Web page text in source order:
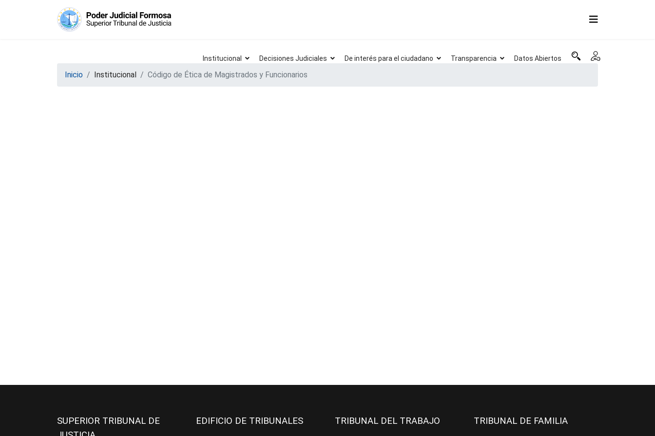
Institucional Decisiones Judiciales De interés para el ciudadano Transparencia Datos Abiertos
Inicio Institucional Código de Ética de Magistrados y Funcionarios
SUPERIOR TRIBUNAL DE
EDIFICIO DE TRIBUNALES TRIBUNAL DEL TRABAJO TRIBUNAL DE FAMILIA